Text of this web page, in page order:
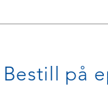
Bestill på